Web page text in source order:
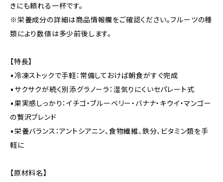
きにも頼れる一杯です。
※栄養成分の詳細は商品情報欄をご確認ください。フルーツの種
類により数値は多少前後します。
【特長】
•冷凍ストックで手軽：常備しておけば朝食がすぐ完成
•サクサクが続く別添グラノーラ：湿気りにくいセパレート式
•果実感しっかり：イチゴ・ブルーベリー・バナナ・キウイ・マンゴー
の贅沢ブレンド
•栄養バランス：アントシアニン、食物繊維、鉄分、ビタミン類を手
軽に
【原材料名】